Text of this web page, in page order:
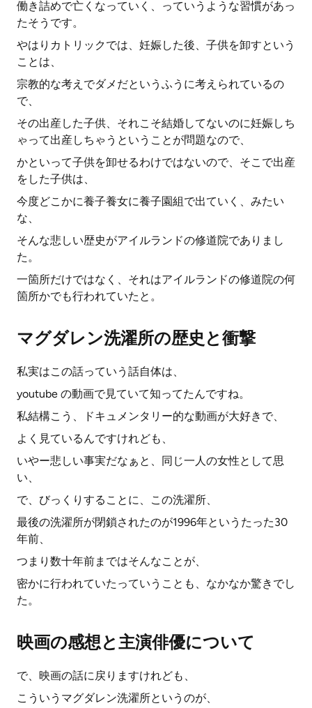
働き詰めで亡くなっていく、っていうような習慣があっ
たそうです。
やはりカトリックでは、妊娠した後、子供を卸すという
ことは、
宗教的な考えでダメだというふうに考えられているの
で、
その出産した子供、それこそ結婚してないのに妊娠しち
ゃって出産しちゃうということが問題なので、
かといって子供を卸せるわけではないので、そこで出産
をした子供は、
今度どこかに養子養女に養子園組で出ていく、みたい
な、
そんな悲しい歴史がアイルランドの修道院でありまし
た。
一箇所だけではなく、それはアイルランドの修道院の何
箇所かでも行われていたと。
マグダレン洗濯所の歴史と衝撃
私実はこの話っていう話自体は、
youtube の動画で見ていて知ってたんですね。
私結構こう、ドキュメンタリー的な動画が大好きで、
よく見ているんですけれども、
いやー悲しい事実だなぁと、同じ一人の女性として思
い、
で、びっくりすることに、この洗濯所、
最後の洗濯所が閉鎖されたのが1996年というたった30
年前、
つまり数十年前まではそんなことが、
密かに行われていたっていうことも、なかなか驚きでし
た。
映画の感想と主演俳優について
で、映画の話に戻りますけれども、
こういうマグダレン洗濯所というのが、